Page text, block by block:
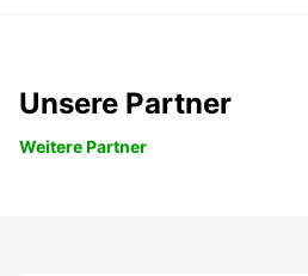
Unsere Partner
Weitere Partner